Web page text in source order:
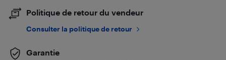
Politique de retour du vendeur
Consulter la politique de retour
Garantie